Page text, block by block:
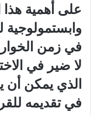
على أهمية
وابستمولوجية
في زمن
لا ضير في
الذي يمكن
في تقديمه